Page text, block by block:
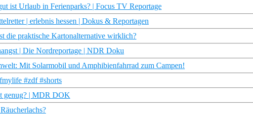
ist Urlaub in Ferienparks? | Focus TV Reportage
| erlebnis hessen | Dokus & Reportagen
die praktische Kartonalternative wirklich?
| Die Nordreportage | NDR Doku
Mit Solarmobil und Amphibienfahrrad zum Campen!
#zdf #shorts
genug? | MDR DOK